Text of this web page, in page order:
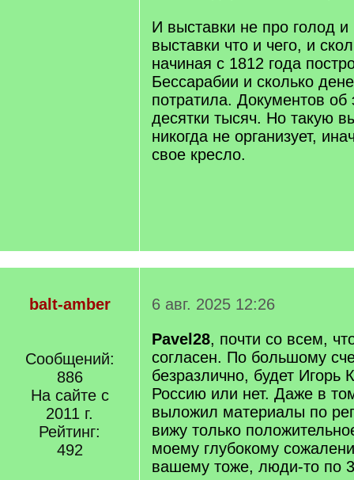
И выставки не про голод и
выставки что и чего, и
начиная с 1812 года
Бессарабии и сколько
потратила. Документов об
десятки тысяч. Но такую
никогда не организует,
свое кресло.
balt-amber
Сообщений:
886
На сайте с
2011 г.
Рейтинг:
492
6 авг. 2025 12:26
Pavel28, почти со всем,
согласен. По большому
безразлично, будет Игорь
Россию или нет. Даже в
выложил материалы по
вижу только
моему глубокому
вашему тоже, люди-то по